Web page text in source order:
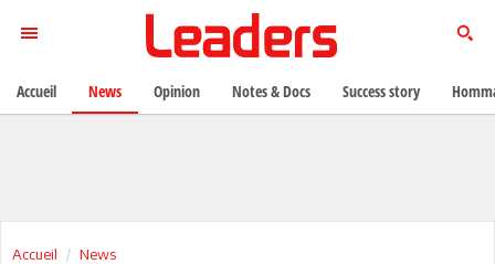
Accueil News
Accueil News Opinion Notes & Docs Success story